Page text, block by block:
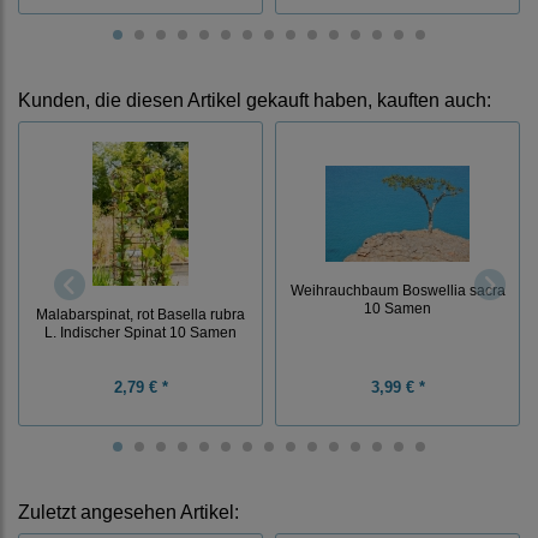
Kunden, die diesen Artikel gekauft haben, kauften auch:
Malabarspinat, rot Basella rubra
L. Indischer Spinat 10 Samen
2,79 € *
Weihrauchbaum Boswellia sacra
10 Samen
3,99 € *
Zuletzt angesehen Artikel: